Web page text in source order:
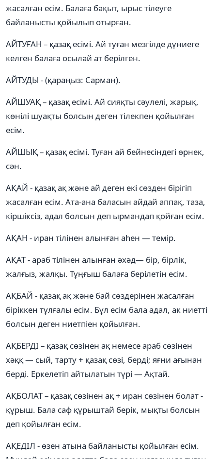
жасалған есім. Балаға бақыт, ырыс тілеуге
байланысты қойылып отырған.
АЙТУҒАН – қазақ есімі. Ай туған мезгілде дүниеге
келген балаға осылай ат берілген.
АЙТУДЫ - (қараңыз: Сарман).
АЙШУАҚ – қазақ есімі. Ай сияқты сәулелі, жарық,
көнілі шуақты болсын деген тілекпен қойылған
есім.
АЙШЫҚ – қазақ есімі. Туған ай бейнесіндегі өрнек,
сән.
АҚАЙ - қазақ ақ және ай деген екі сөзден бірігіп
жасалған есім. Ата-ана баласын айдай аппақ, таза,
кіршіксіз, адал болсын деп ырмандап қойған есім.
АҚАН - иран тілінен алынған аһен — темір.
АҚАТ - араб тілінен алынған әхәд— бір, бірлік,
жалғыз, жалқы. Тұңғыш балаға берілетін есім.
АҚБАЙ - қазақ ақ және бай сөздерінен жасалған
біріккен тұлғалы есім. Бұл есім бала адал, ак ниетті
болсын деген ниетпіен қойылған.
АҚБЕРДІ – қазақ сөзінен ақ немесе араб сөзінен
хәққ — сый, тарту + қазақ сөзі, берді; яғни ағынан
берді. Еркелетіп айтылатын түрі — Ақтай.
АҚБОЛАТ – қазақ сөзінен ақ + иран сөзінен болат -
құрыш. Бала саф құрыштай берік, мықты болсын
деп қойылған есім.
АҚЕДІЛ - өзен атына байланысты қойылған есім.